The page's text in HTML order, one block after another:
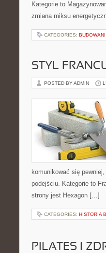
Kategorie to
zmiana miksu
CATEGORIES:
STYL
POSTED BY ADMIN
komunikować się
podejściu. Kategorie to
strony jest Hexagon […]
CATEGORIES: HISTORIA
PILATES I